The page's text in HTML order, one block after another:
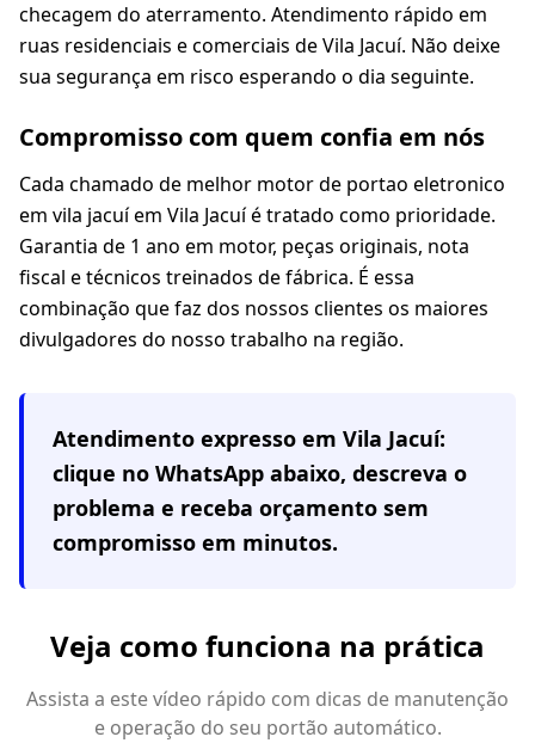
checagem do aterramento. Atendimento rápido em
ruas residenciais e comerciais de Vila Jacuí. Não deixe
sua segurança em risco esperando o dia seguinte.
Compromisso com quem confia em nós
Cada chamado de melhor motor de portao eletronico
em vila jacuí em Vila Jacuí é tratado como prioridade.
Garantia de 1 ano em motor, peças originais, nota
fiscal e técnicos treinados de fábrica. É essa
combinação que faz dos nossos clientes os maiores
divulgadores do nosso trabalho na região.
Atendimento expresso em Vila Jacuí:
clique no WhatsApp abaixo, descreva o
problema e receba orçamento sem
compromisso em minutos.
Veja como funciona na prática
Assista a este vídeo rápido com dicas de manutenção
e operação do seu portão automático.